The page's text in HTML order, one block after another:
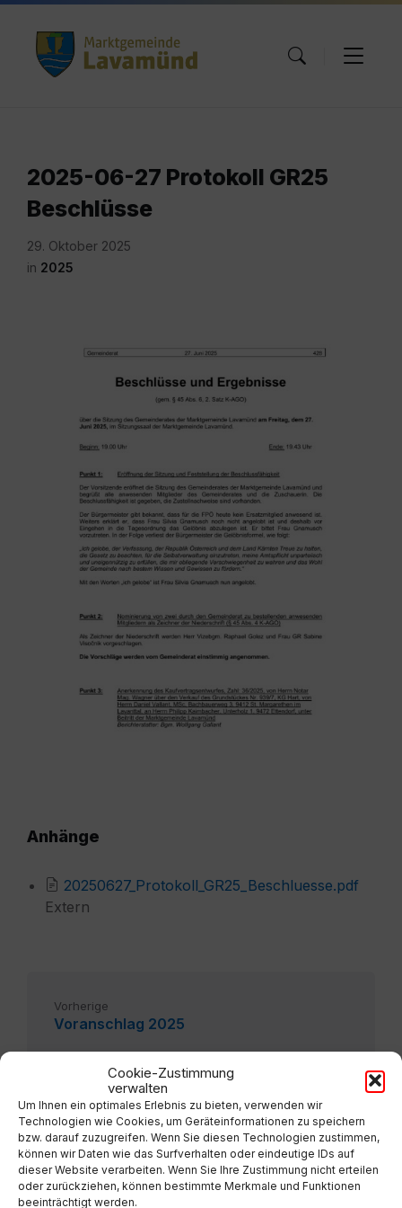
Cookie-Zustimmung
verwalten
Um Ihnen ein optimales Erlebnis zu bieten, verwenden wir
Technologien wie Cookies, um Geräteinformationen zu speichern
bzw. darauf zuzugreifen. Wenn Sie diesen Technologien zustimmen,
können wir Daten wie das Surfverhalten oder eindeutige IDs auf
dieser Website verarbeiten. Wenn Sie Ihre Zustimmung nicht erteilen
oder zurückziehen, können bestimmte Merkmale und Funktionen
beeinträchtigt werden.
Skip
content
Skip
navigation
Skip
footer
2025-06-27 Protokoll GR25
Beschlüsse
29. Oktober 2025
in 2025
Anhänge
20250627_Protokoll_GR25_Beschluesse.pdf
Extern
Vorherige
Voranschlag 2025
2025-04-24 Protokoll GR24 Beschlüsse